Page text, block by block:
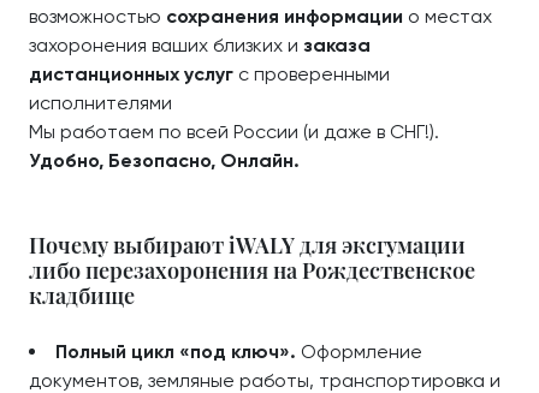
возможностью сохранения информации о местах
захоронения ваших близких и заказа
дистанционных услуг с проверенными
исполнителями
Мы работаем по всей России (и даже в СНГ!).
Удобно, Безопасно, Онлайн.
Почему выбирают iWALY для эксгумации
либо перезахоронения на Рождественское
кладбище
Полный цикл «под ключ». Оформление
документов, земляные работы, транспортировка и